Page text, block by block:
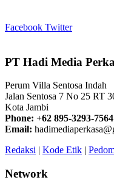
Facebook Twitter
PT Hadi Media
Perum Villa Sentosa Indah
Jalan Sentosa 7 No 25 RT
Kota Jambi
Phone: +62 895-3293-
Email:
Redaksi | Kode Etik |
Network